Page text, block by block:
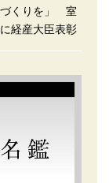
づくりを」 室
経産大臣表彰